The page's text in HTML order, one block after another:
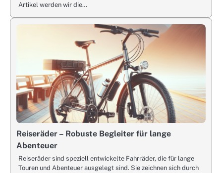
Artikel werden wir die…
Reiseräder – Robuste Begleiter für lange
Abenteuer
Reiseräder sind speziell entwickelte Fahrräder, die für lange
Touren und Abenteuer ausgelegt sind. Sie zeichnen sich durch